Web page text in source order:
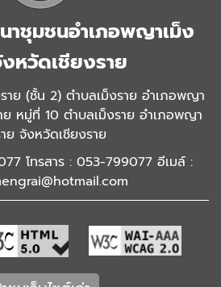
ชุมชนอำเภอพญาเม็ง
หวัดเชียงราย
าย (ชั้น 2) ตำบลเม็งราย อำเภอพญา
ย หมู่ที่ 10 ตำบลเม็งราย อำเภอพญา
ย จังหวัดเชียงราย
โทรสาร : 053-799077 อีเมล์ :